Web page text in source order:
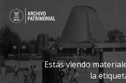
Estás viendo
la